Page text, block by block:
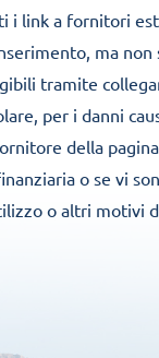
i link a fornitori
ma non
tramite
per i danni
della pagina
o se vi
o altri motivi